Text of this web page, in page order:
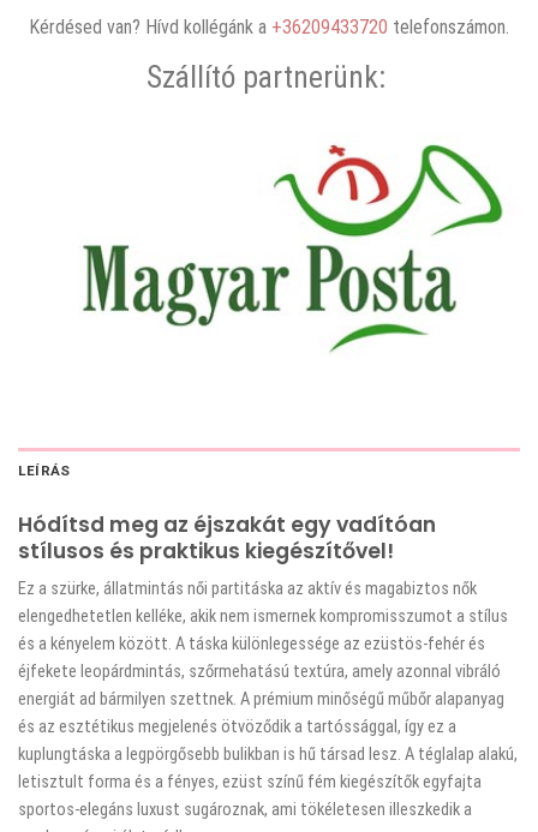
Kérdésed van? Hívd kollégánk a +36209433720 telefonszámon.
Szállító partnerünk:
LEÍRÁS
Hódítsd meg az éjszakát egy vadítóan
stílusos és praktikus kiegészítővel!
Ez a szürke, állatmintás női partitáska az aktív és magabiztos nők
elengedhetetlen kelléke, akik nem ismernek kompromisszumot a stílus
és a kényelem között. A táska különlegessége az ezüstös-fehér és
éjfekete leopárdmintás, szőrmehatású textúra, amely azonnal vibráló
energiát ad bármilyen szettnek. A prémium minőségű műbőr alapanyag
és az esztétikus megjelenés ötvöződik a tartóssággal, így ez a
kuplungtáska a legpörgősebb bulikban is hű társad lesz. A téglalap alakú,
letisztult forma és a fényes, ezüst színű fém kiegészítők egyfajta
sportos-elegáns luxust sugároznak, ami tökéletesen illeszkedik a